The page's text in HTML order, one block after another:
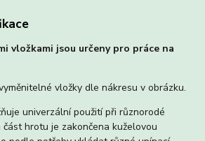
vložkami jsou určeny pro práce na
vložky dle nákresu v obrázku.
univerzální použití při různorodé
hrotu je zakončena kuželovou